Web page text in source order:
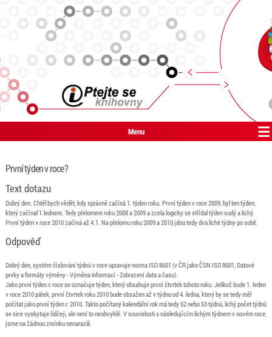
Menu
První týden v roce?
Text dotazu
Dobrý den. Chtěl bych vědět, kdy správně začíná 1. týden roku. První týden v roce 2009, byl ten týden,
který začínal 1.lednem. Tedy přelomem roku 2008 a 2009 a zcela logicky se střídal týden sudý a lichý.
První týden v roce 2010 začíná až 4.1. Na přelomu roku 2009 a 2010 jdou tedy dva liché týdny po sobě.
Odpověď
Dobrý den, systém číslování týdnů v roce upravuje norma ISO 8601 (v ČR jako ČSN ISO 8601, Datové
prvky a formáty výměny - Výměna informací - Zobrazení data a času).
Jako první týden v roce se označuje týden, který obsahuje první čtvrtek tohoto roku. Jelikož bude 1. leden
v roce 2010 pátek, první čtvrtek roku 2010 bude obsažen až v týdnu od 4. ledna, který by se tedy měl
počítat jako první týden r. 2010. Takto počítaný kalendářní rok má tedy 52 nebo 53 týdnů, lichý počet týdnů
se sice vyskytuje řidčeji, ale není to neobvyklé. V souvislosti s následujícím lichým týdnem v novém roce,
jsme na žádnou zmínku nenarazili.